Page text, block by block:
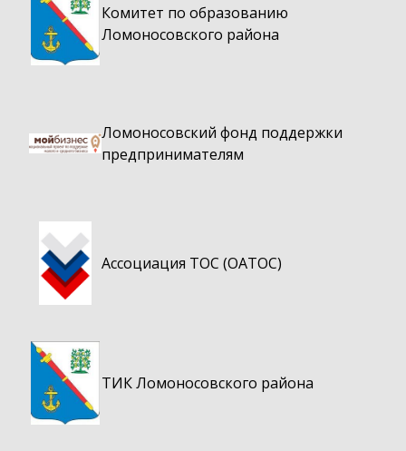
Комитет по образованию
Ломоносовского района
Ломоносовский фонд поддержки
предпринимателям
Ассоциация ТОС (ОАТОС)
ТИК Ломоносовского района